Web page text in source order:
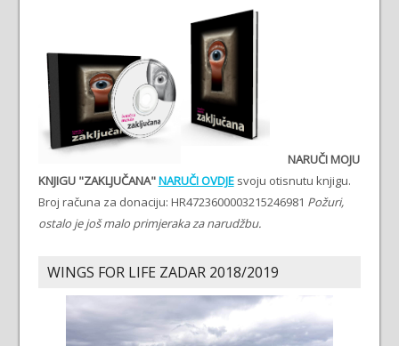
NARUČI MOJU
KNJIGU "ZAKLJUČANA"NARUČI OVDJEsvoju otisnutu knjigu.
Broj računa za donaciju: HR4723600003215246981 Požuri,
ostalo je još malo primjeraka za narudžbu.
WINGS FOR LIFE ZADAR 2018/2019